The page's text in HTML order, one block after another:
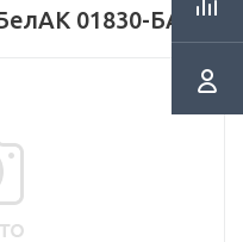
01830-БАК